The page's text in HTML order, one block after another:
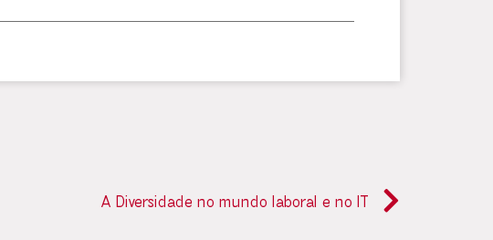
A Diversidade no mundo laboral e no IT